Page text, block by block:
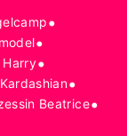
•
•
Harry•
•
Beatrice•